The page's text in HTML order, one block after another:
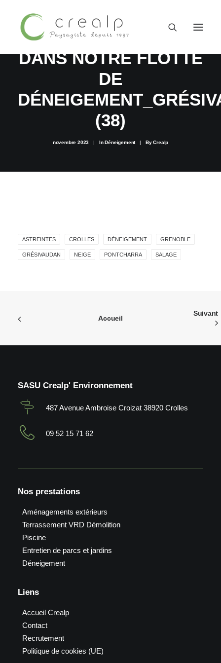
UN NOUVEL ENGIN
DANS NOTRE FLOTTE
DE
(38)
novembre 2023 | InDéneigement | ByCrealp
ASTREINTES CROLLES DÉNEIGEMENT GRENOBLE
GRÉSIVAUDAN NEIGE PONTCHARRA SALAGE
Accueil
Suivant
SASU Crealp' Environnement
487 Avenue Ambroise Croizat 38920 Crolles
09 52 15 71 62
Nos prestations
Aménagements extérieurs
Terrassement VRD Démolition
Piscine
Entretien de parcs et jardins
Déneigement
Liens
Accueil Crealp
Contact
Recrutement
Politique de cookies (UE)